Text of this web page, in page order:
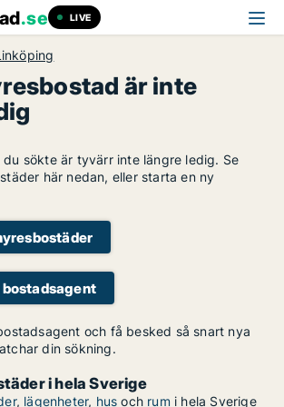
.se LIVE
är inte
du sökte är tyvärr inte längre ledig. Se
här nedan, eller starta en ny
och få besked så snart nya
din sökning.
i hela Sverige
, lägenheter, hus och rum i hela Sverige